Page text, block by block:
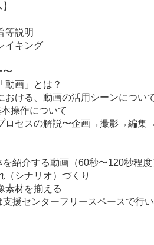
等説明
イキング
〜
画」とは？
ける、動画の活用シーンについ
操作について
ロセスの解説〜企画→撮影→編集
紹介する動画（60秒〜120秒程度
シナリオ）づくり
材を揃える
センターフリースペースで行い